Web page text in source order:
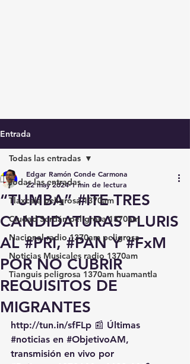
Entrada
Todas las entradas
Tlaxcala peligrosa 1370am
Ciudad Serdán peligrosa 1370am
Nacional radio 1370am peligrosa
Noticias Musicales radio 1370am
Tianguis peligrosa 1370am huamantla
Todas las entradas
“TUMBA” #ITE TRES
CANDIDATURAS PLURIS
AL #PRI, #PAN Y #FxM
POR NO CUBRIR
REQUISITOS DE
MIGRANTES
Edgar Ramón Conde Carmona
22 may 2024 1 min de lectura
http://tun.in/sfFLp 📰 Últimas
#noticias en #ObjetivoAM,
transmisión en vivo por